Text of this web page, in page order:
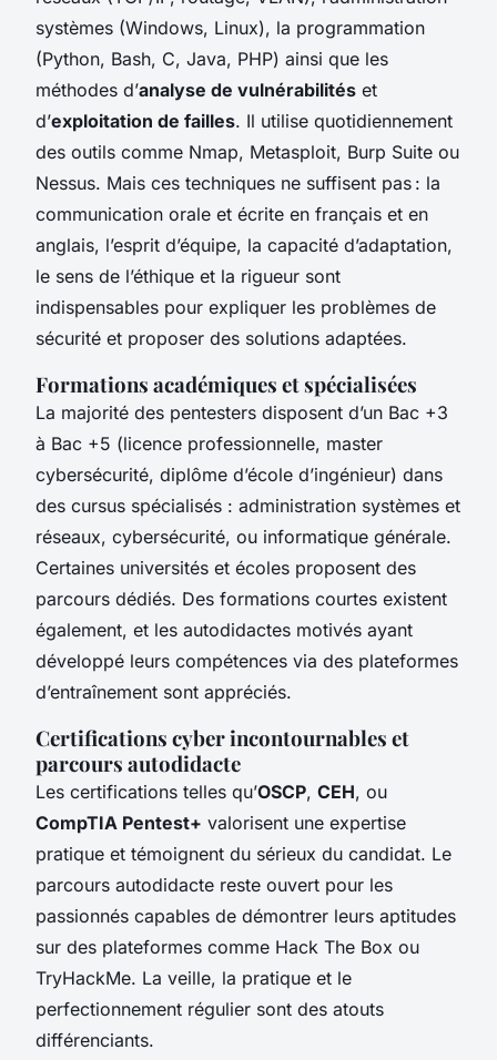
systèmes (Windows, Linux), la programmation
(Python, Bash, C, Java, PHP) ainsi que les
méthodes d’analyse de vulnérabilités et
d’exploitation de failles. Il utilise quotidiennement
des outils comme Nmap, Metasploit, Burp Suite ou
Nessus. Mais ces techniques ne suffisent pas : la
communication orale et écrite en français et en
anglais, l’esprit d’équipe, la capacité d’adaptation,
le sens de l’éthique et la rigueur sont
indispensables pour expliquer les problèmes de
sécurité et proposer des solutions adaptées.
Formations académiques et spécialisées
La majorité des pentesters disposent d’un Bac +3
à Bac +5 (licence professionnelle, master
cybersécurité, diplôme d’école d’ingénieur) dans
des cursus spécialisés : administration systèmes et
réseaux, cybersécurité, ou informatique générale.
Certaines universités et écoles proposent des
parcours dédiés. Des formations courtes existent
également, et les autodidactes motivés ayant
développé leurs compétences via des plateformes
d’entraînement sont appréciés.
Certifications cyber incontournables et
parcours autodidacte
Les certifications telles qu’OSCP, CEH, ou
CompTIA Pentest+ valorisent une expertise
pratique et témoignent du sérieux du candidat. Le
parcours autodidacte reste ouvert pour les
passionnés capables de démontrer leurs aptitudes
sur des plateformes comme Hack The Box ou
TryHackMe. La veille, la pratique et le
perfectionnement régulier sont des atouts
différenciants.